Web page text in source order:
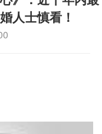
人士慎看！